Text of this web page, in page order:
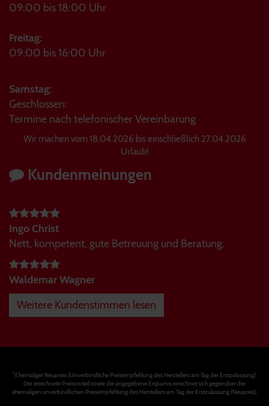
09:00 bis 18:00 Uhr
Freitag:
09:00 bis 16:00 Uhr
Samstag:
Geschlossen:
Termine nach telefonischer Vereinbarung
Wir machen vom 18.04.2026 bis einschließlich 27.04.2026
Urlaub!
Kundenmeinungen
Ingo Christ
Nett, kompetent, gute Betreuung und Beratung.
Waldemar Wagner
Weitere Kundenstimmen lesen
1Ehemaliger Neupreis (Unverbindliche Preisempfehlung des Herstellers am Tag der Erstzulassung).
Der errechnete Preisvorteil sowie die angegebene Ersparnis errechnet sich gegenüber der
ehemaligen unverbindlichen Preisempfehlung des Herstellers am Tag der Erstzulassung (Neupreis).